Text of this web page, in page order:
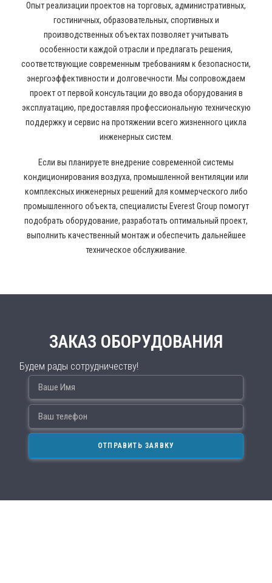
Опыт реализации проектов на торговых, административных,
гостиничных, образовательных, спортивных и
производственных объектах позволяет учитывать
особенности каждой отрасли и предлагать решения,
соответствующие современным требованиям к безопасности,
энергоэффективности и долговечности. Мы сопровождаем
проект от первой консультации до ввода оборудования в
эксплуатацию, предоставляя профессиональную техническую
поддержку и сервис на протяжении всего жизненного цикла
инженерных систем.
Если вы планируете внедрение современной системы
кондиционирования воздуха, промышленной вентиляции или
комплексных инженерных решений для коммерческого либо
промышленного объекта, специалисты Everest Group помогут
подобрать оборудование, разработать оптимальный проект,
выполнить качественный монтаж и обеспечить дальнейшее
техническое обслуживание.
ЗАКАЗ ОБОРУДОВАНИЯ
Будем рады сотрудничеству!